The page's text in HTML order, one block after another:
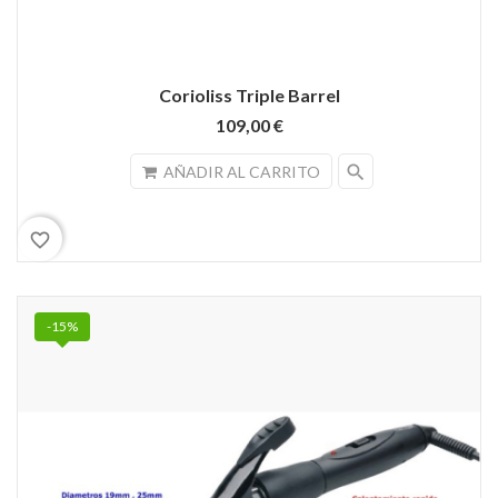
Corioliss Triple Barrel
109,00 €
AÑADIR AL CARRITO search
favorite_border
-15%